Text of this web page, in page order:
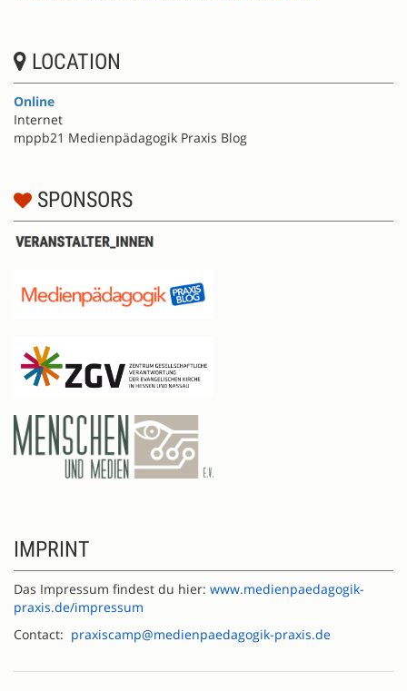
LOCATION
Online
Internet
mppb21 Medienpädagogik Praxis Blog
SPONSORS
IMPRINT
Das Impressum findest du hier: www.medienpaedagogik-
praxis.de/impressum
Contact: praxiscamp@medienpaedagogik-praxis.de